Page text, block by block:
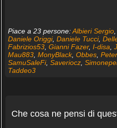
Piace a 23 persone:Albieri Sergio,
Daniele Origgi, Daniele Tucci,
Fabrizios53, Gianni Fazer, I-disa
Mau883, MonyBlack, Obbes,
SamuSaleFi, Saveriocz,
Taddeo3
Che cosa ne pensi di